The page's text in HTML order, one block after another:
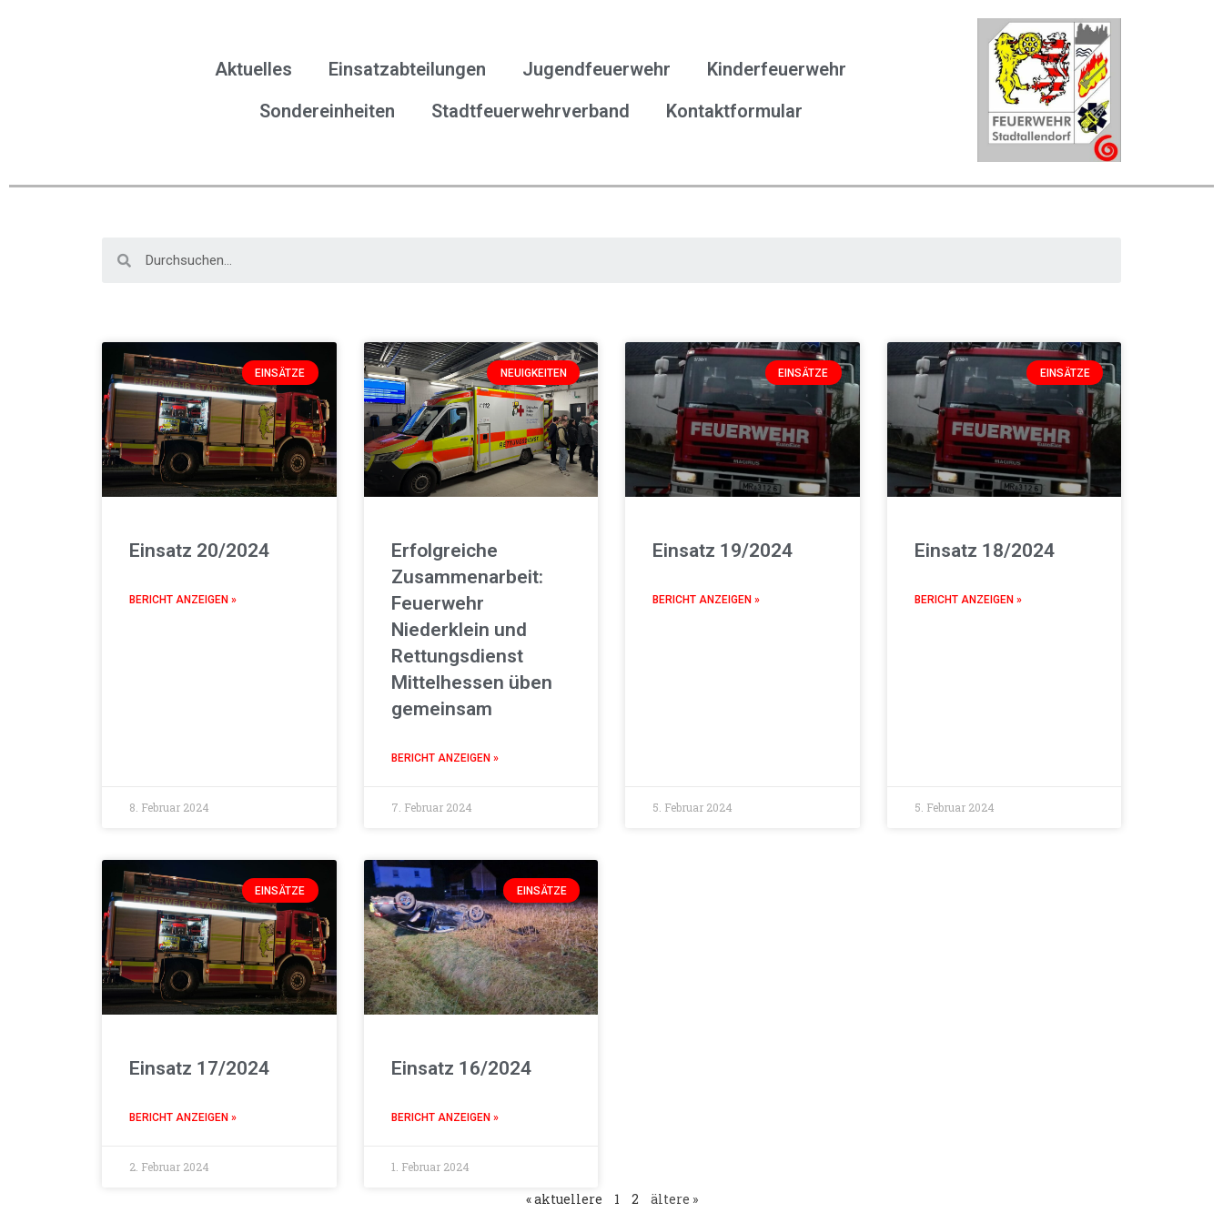
Aktuelles Einsatzabteilungen Jugendfeuerwehr
Kinderfeuerwehr
Sondereinheiten
Stadtfeuerwehrverband Kontaktformular
EINSÄTZE
Einsatz 20/2024
BERICHT ANZEIGEN »
8. Februar 2024
NEUIGKEITEN
Erfolgreiche
Zusammenarbeit:
Feuerwehr
Niederklein und
Rettungsdienst
Mittelhessen üben
gemeinsam
BERICHT ANZEIGEN »
7. Februar 2024
EINSÄTZE
Einsatz 19/2024
BERICHT ANZEIGEN »
5. Februar 2024
EINSÄTZE
Einsatz 18/2024
BERICHT ANZEIGEN »
5. Februar 2024
EINSÄTZE
Einsatz 17/2024
BERICHT ANZEIGEN »
2. Februar 2024
EINSÄTZE
Einsatz 16/2024
BERICHT ANZEIGEN »
1. Februar 2024
« aktuellere 1 2 ältere »